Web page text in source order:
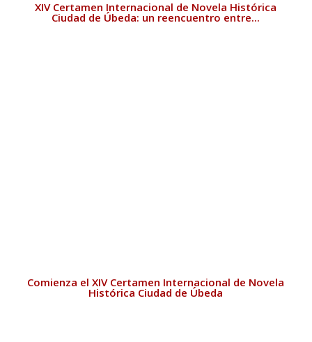
XIV Certamen Internacional de Novela Histórica
Ciudad de Úbeda: un reencuentro entre...
Comienza el XIV Certamen Internacional de Novela
Histórica Ciudad de Úbeda